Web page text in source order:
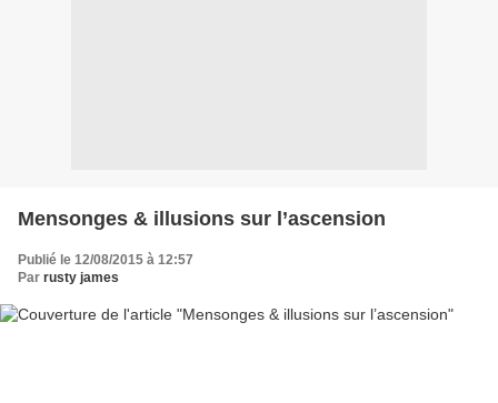
Mensonges & illusions sur l’ascension
Publié le 12/08/2015 à 12:57
Par rusty james